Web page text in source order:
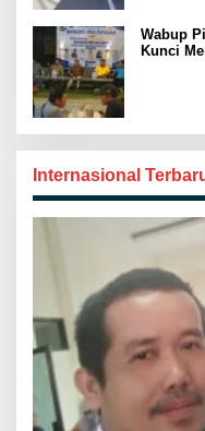
Wabup
Kunci
Internasional